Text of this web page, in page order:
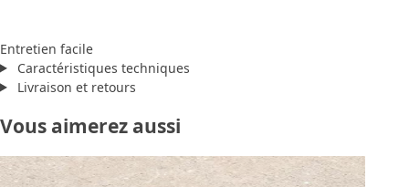
Entretien facile
Caractéristiques techniques
Livraison et retours
Vous aimerez aussi